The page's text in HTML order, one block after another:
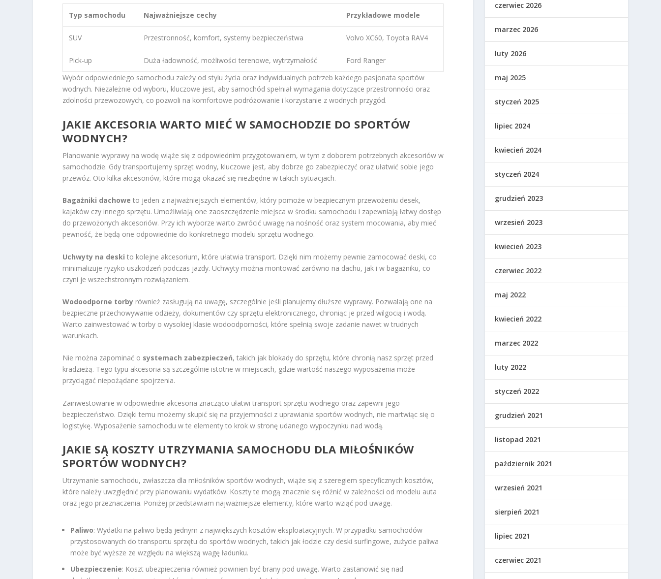
Typ samochodu Najważniejsze cechy Przykładowe modele
SUV Przestronność, komfort, systemy bezpieczeństwa Volvo XC60, Toyota RAV4
Pick-up Duża ładowność, możliwości terenowe, wytrzymałość
Ford Ranger
Wybór odpowiedniego samochodu zależy od stylu życia oraz indywidualnych potrzeb każdego pasjonata sportów
wodnych. Niezależnie od wyboru, kluczowe jest, aby samochód spełniał wymagania dotyczące przestronności oraz
zdolności przewozowych, co pozwoli na komfortowe podróżowanie i korzystanie z wodnych przygód.
JAKIE AKCESORIA WARTO MIEĆ W SAMOCHODZIE DO SPORTÓW
WODNYCH?
Planowanie wyprawy na wodę wiąże się z odpowiednim przygotowaniem, w tym z doborem potrzebnych akcesoriów w
samochodzie. Gdy transportujemy sprzęt wodny, kluczowe jest, aby dobrze go zabezpieczyć oraz ułatwić sobie jego
przewóz. Oto kilka akcesoriów, które mogą okazać się niezbędne w takich sytuacjach.
Bagażniki dachowe to jeden z najważniejszych elementów, który pomoże w bezpiecznym przewożeniu desek,
kajaków czy innego sprzętu. Umożliwiają one zaoszczędzenie miejsca w środku samochodu i zapewniają łatwy dostęp
do przewożonych akcesoriów. Przy ich wyborze warto zwrócić uwagę na nośność oraz system mocowania, aby mieć
pewność, że będą one odpowiednie do konkretnego modelu sprzętu wodnego.
Uchwyty na deski to kolejne akcesorium, które ułatwia transport. Dzięki nim możemy pewnie zamocować deski, co
minimalizuje ryzyko uszkodzeń podczas jazdy. Uchwyty można montować zarówno na dachu, jak i w bagażniku, co
czyni je wszechstronnym rozwiązaniem.
Wodoodporne torby również zasługują na uwagę, szczególnie jeśli planujemy dłuższe wyprawy. Pozwalają one na
bezpieczne przechowywanie odzieży, dokumentów czy sprzętu elektronicznego, chroniąc je przed wilgocią i wodą.
Warto zainwestować w torby o wysokiej klasie wodoodporności, które spełnią swoje zadanie nawet w trudnych
warunkach.
Nie można zapominać o systemach zabezpieczeń, takich jak blokady do sprzętu, które chronią nasz sprzęt przed
kradzieżą. Tego typu akcesoria są szczególnie istotne w miejscach, gdzie wartość naszego wyposażenia może
przyciągać niepożądane spojrzenia.
Zainwestowanie w odpowiednie akcesoria znacząco ułatwi transport sprzętu wodnego oraz zapewni jego
bezpieczeństwo. Dzięki temu możemy skupić się na przyjemności z uprawiania sportów wodnych, nie martwiąc się o
logistykę. Wyposażenie samochodu w te elementy to krok w stronę udanego wypoczynku nad wodą.
JAKIE SĄ KOSZTY UTRZYMANIA SAMOCHODU DLA MIŁOŚNIKÓW
SPORTÓW WODNYCH?
Utrzymanie samochodu, zwłaszcza dla miłośników sportów wodnych, wiąże się z szeregiem specyficznych kosztów,
które należy uwzględnić przy planowaniu wydatków. Koszty te mogą znacznie się różnić w zależności od modelu auta
oraz jego przeznaczenia. Poniżej przedstawiam najważniejsze elementy, które warto wziąć pod uwagę.
Paliwo: Wydatki na paliwo będą jednym z największych kosztów eksploatacyjnych. W przypadku samochodów
przystosowanych do transportu sprzętu do sportów wodnych, takich jak łodzie czy deski surfingowe, zużycie paliwa
może być wyższe ze względu na większą wagę ładunku.
Ubezpieczenie: Koszt ubezpieczenia również powinien być brany pod uwagę. Warto zastanowić się nad
czerwiec 2026
marzec 2026
luty 2026
maj 2025
styczeń 2025
lipiec 2024
kwiecień 2024
styczeń 2024
grudzień 2023
wrzesień 2023
kwiecień 2023
czerwiec 2022
maj 2022
kwiecień 2022
marzec 2022
luty 2022
styczeń 2022
grudzień 2021
listopad 2021
październik 2021
wrzesień 2021
sierpień 2021
lipiec 2021
czerwiec 2021